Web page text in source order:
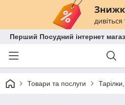
Перший Посудний інтернет
Товари та послуги